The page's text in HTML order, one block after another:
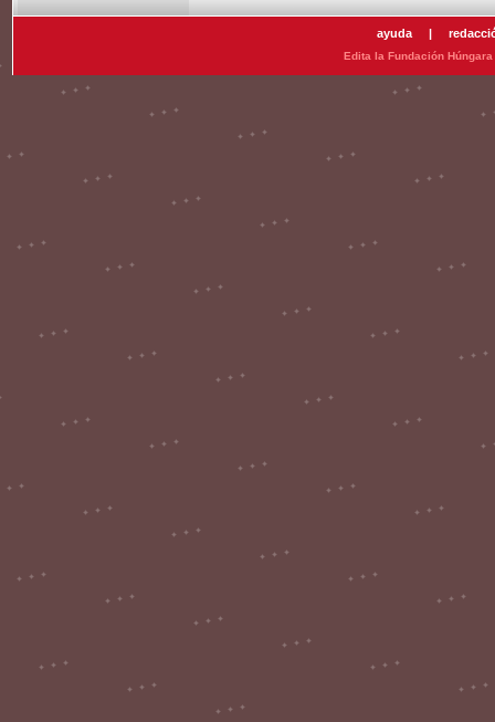
ayuda |
Edita la Fundación